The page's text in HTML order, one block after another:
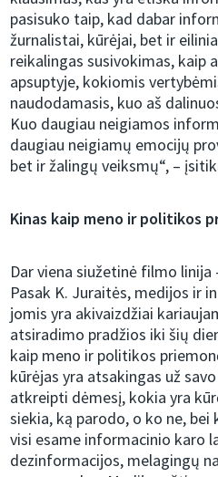
pasisuko taip, kad dabar
žurnalistai, kūrėjai, bet ir
reikalingas susivokimas, kaip
apsuptyje, kokiomis
naudodamasis, kuo aš
Kuo daugiau neigiamos
daugiau neigiamų emocijų
bet ir žalingų veiksmų“, –
Kinas kaip meno ir politikos
Dar viena siužetinė filmo
Pasak K. Juraitės, medijos ir
jomis yra akivaizdžiai
atsiradimo pradžios iki šių
kaip meno ir politikos
kūrėjas yra atsakingas už
atkreipti dėmesį, kokia yra
siekia, ką parodo, o ko ne,
visi esame informacinio karo
dezinformacijos, melagingų